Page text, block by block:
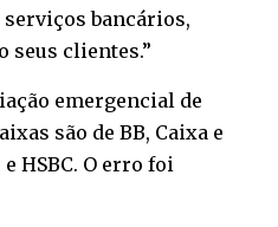
bancários,
seus clientes.”
emergencial de
são de BB, Caixa e
HSBC. O erro foi